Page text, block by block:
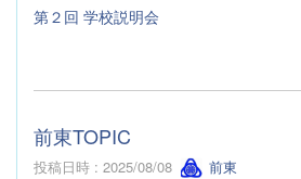
第２回 学校説明会
前東TOPIC
投稿日時 : 2025/08/08 前東